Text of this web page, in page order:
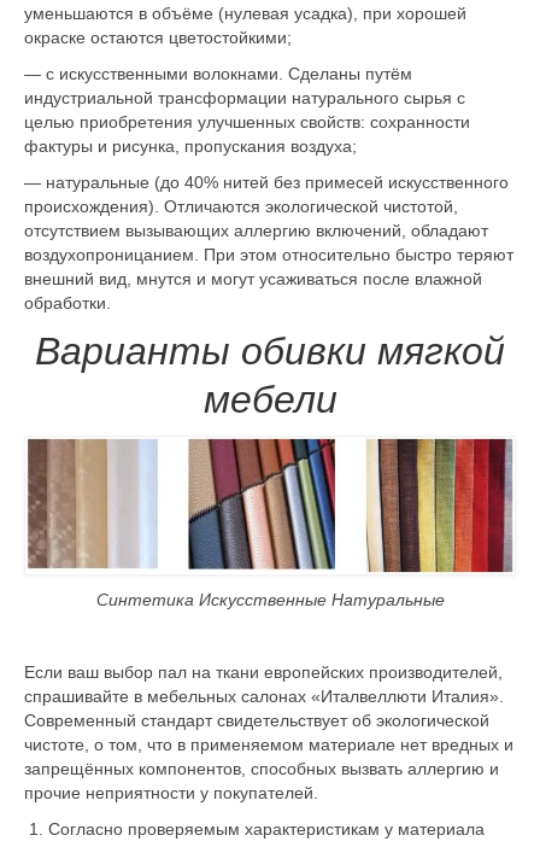
уменьшаются в объёме (нулевая усадка), при хорошей
окраске остаются цветостойкими;
— с искусственными волокнами. Сделаны путём
индустриальной трансформации натурального сырья с
целью приобретения улучшенных свойств: сохранности
фактуры и рисунка, пропускания воздуха;
— натуральные (до 40% нитей без примесей искусственного
происхождения). Отличаются экологической чистотой,
отсутствием вызывающих аллергию включений, обладают
воздухопроницанием. При этом относительно быстро теряют
внешний вид, мнутся и могут усаживаться после влажной
обработки.
Варианты обивки мягкой
мебели
Синтетика Искусственные Натуральные
Если ваш выбор пал на ткани европейских производителей,
спрашивайте в мебельных салонах «Италвеллюти Италия».
Современный стандарт свидетельствует об экологической
чистоте, о том, что в применяемом материале нет вредных и
запрещённых компонентов, способных вызвать аллергию и
прочие неприятности у покупателей.
Согласно проверяемым характеристикам у материала